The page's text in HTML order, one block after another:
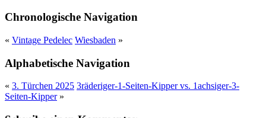
Chronologische Navigation
« Vintage Pedelec Wiesbaden »
Alphabetische Navigation
« 3. Türchen 2025 3räderiger-1-Seiten-Kipper vs. 1achsiger-3-
Seiten-Kipper»